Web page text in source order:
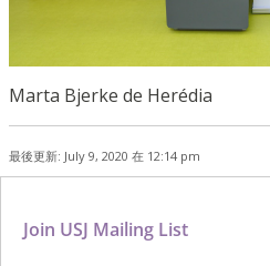
Marta Bjerke de Herédia
最後更新: July 9, 2020 在 12:14 pm
Join USJ Mailing List